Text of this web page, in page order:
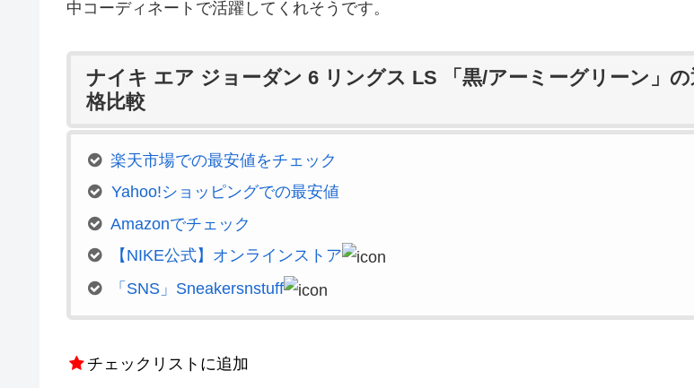
中コーディネートで活躍してくれそうです。
ナイキ エア ジョーダン 6 リングス LS 「黒/アーミーグリーン」の
格比較
楽天市場での最安値をチェック
Yahoo!ショッピングでの最安値
Amazonでチェック
【NIKE公式】オンラインストア
「SNS」Sneakersnstuff
チェックリストに追加